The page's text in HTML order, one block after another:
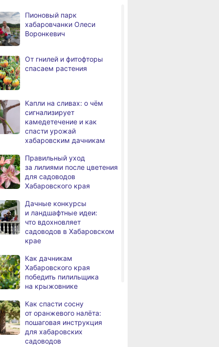
за сутки произошло 3
дорожно-транспортных
происшествий
осуждена
за мошенничество
крупный пожар
в деревянном доме
Более сотни граждан
с инвалидностью
трудоустроены
в Хабаровском крае
Магнитные бури,
радиационный фон и пробки
в Хабаровске 7 августа
Какой сегодня день: День
маяка
В вузы Хабаровского края
в этом году подали свыше
100 тысяч заявлений
Троих хабаровских
пожарных наградили
медалями «За спасение
на пожаре»
В Николаевске-на-Амуре
по нацпроекту капитально
ремонтируют кровлю Дома
культуры
Пионовый парк
хабаровчанки Олеси
Воронкевич
От гнилей и фитофторы
спасаем растения
Капли на сливах: о чём
сигнализирует
камедетечение и как
спасти урожай
хабаровским дачникам
Правильный уход
за лилиями после цветения
для садоводов
Хабаровского края
Дачные конкурсы
и ландшафтные идеи:
что вдохновляет
садоводов в Хабаровском
крае
Как дачникам
Хабаровского края
победить пилильщика
на крыжовнике
Как спасти сосну
от оранжевого налёта:
пошаговая инструкция
для хабаровских
садоводов